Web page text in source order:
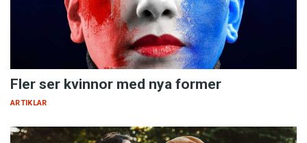
Fler ser kvinnor med nya former
ARTIKLAR